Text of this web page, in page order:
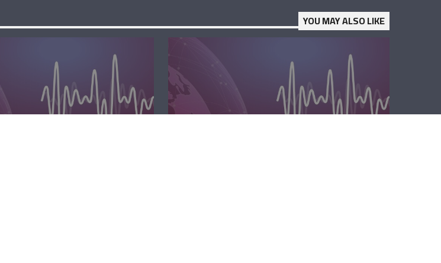
YOU MAY ALSO LIKE